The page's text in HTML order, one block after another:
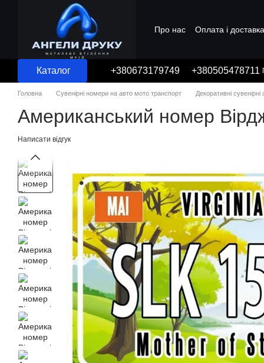
Перейти до основного контенту
Про нас Оплата і доставка
Каталог +380673179749 +380505478711
Головна Сувенірні номери на авто мото транспорт Декоративні
Американський номер
Написати відгук